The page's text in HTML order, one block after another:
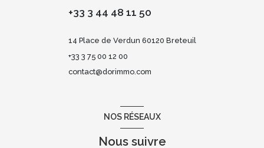
+33 3 44 48 11 50
14 Place de Verdun 60120 Breteuil
+33 3 75 00 12 00
contact@dorimmo.com
NOS RÉSEAUX
Nous suivre